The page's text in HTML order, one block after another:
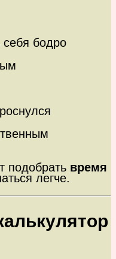
себя бодро
подобрать время
легче.